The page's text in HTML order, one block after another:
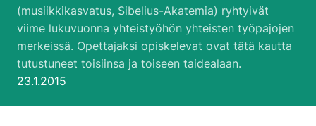
(musiikkikasvatus, Sibelius-Akatemia) ryhtyivät
viime lukuvuonna yhteistyöhön yhteisten työpajojen
merkeissä. Opettajaksi opiskelevat ovat tätä kautta
tutustuneet toisiinsa ja toiseen taidealaan.
Julkaistu:
23.1.2015